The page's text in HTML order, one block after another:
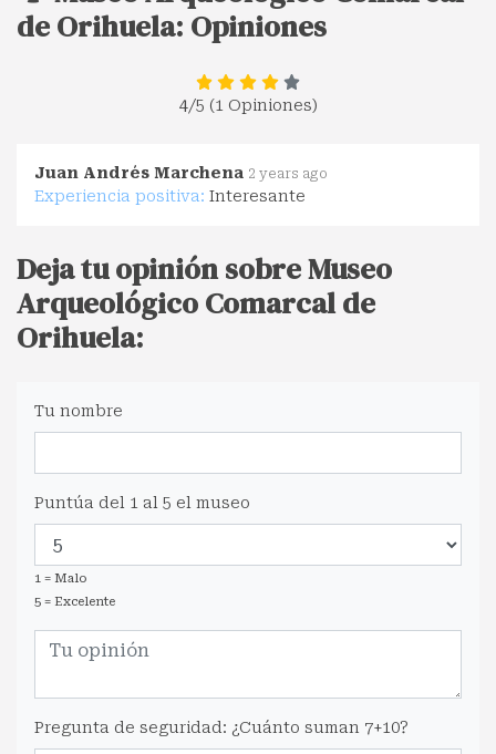
de Orihuela: Opiniones
4/5 (1 Opiniones)
Juan Andrés Marchena 2 years ago
Experiencia positiva: Interesante
Deja tu opinión sobre Museo
Arqueológico Comarcal de
Orihuela:
Tu nombre
Puntúa del 1 al 5 el museo
1 = Malo
5 = Excelente
Pregunta de seguridad: ¿Cuánto suman 7+10?